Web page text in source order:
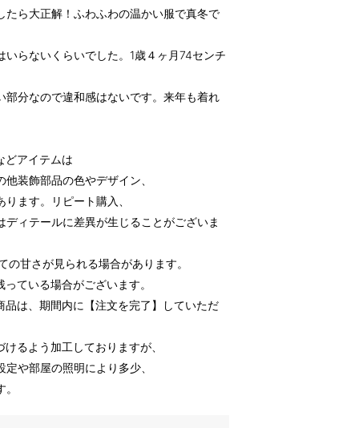
ら大正解！ふわふわの温かい服で真冬で
らないくらいでした。1歳４ヶ月74センチ
分なので違和感はないです。来年も着れ
どアイテムは
装飾部品の色やデザイン、
ます。リピート購入、
ィテールに差異が生じることがございま
甘さが見られる場合があります。
ている場合がございます。
は、期間内に【注文を完了】していただ
るよう加工しておりますが、
や部屋の照明により多少、